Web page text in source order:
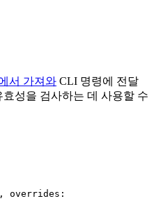
서 가져와 CLI 명령에 전달
성을 검사하는 데 사용할 수
, overrides: